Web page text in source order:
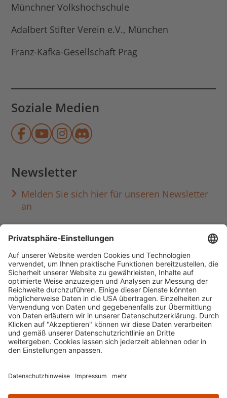
Münchner Volkshochschule
Adalbert Stifter Verein e.V., München
Franz-Kafka-Gesellschaft Prag
Soziale Medien
Münchner Stadtbibliothek auf
Münchner Stadtbibliothek auf
Münchner Stadtbibliothek
Münchner
Newsletter
Melden Sie sich hier für unseren Newsletter
an
Häufig aufgerufen
Standorte & Öffnungszeiten
anmelden & ausleihen
Ausbildung & Karriere
Impressum Datenschutz Barrierefreiheit
literaturportal-bayern.de